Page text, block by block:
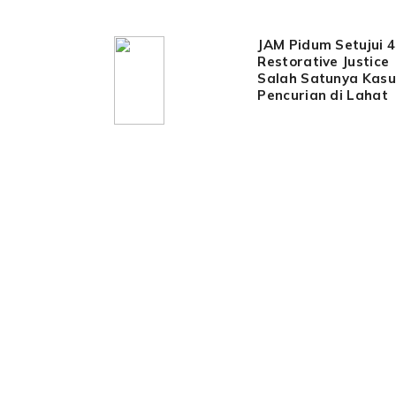
JAM Pidum Setujui 4
Restorative Justice
Salah Satunya
Pencurian di Lahat